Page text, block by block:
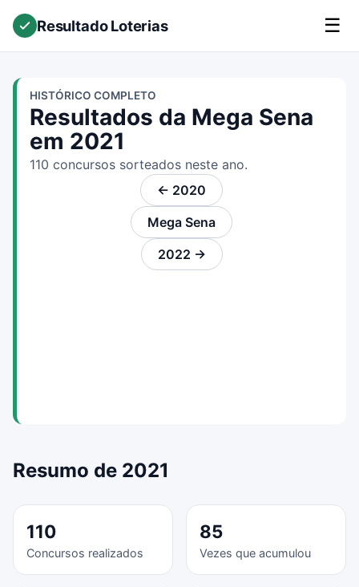
Resultado Loterias ☰
HISTÓRICO COMPLETO
Resultados da Mega Sena
em 2021
110 concursos sorteados neste ano.
← 2020
Mega Sena
2022 →
Resumo de 2021
110
Concursos realizados
85
Vezes que acumulou